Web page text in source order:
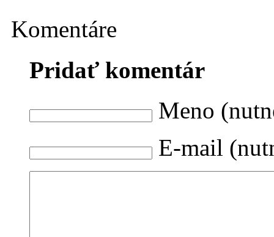
Komentáre
Pridať komentár
Meno
E-mail